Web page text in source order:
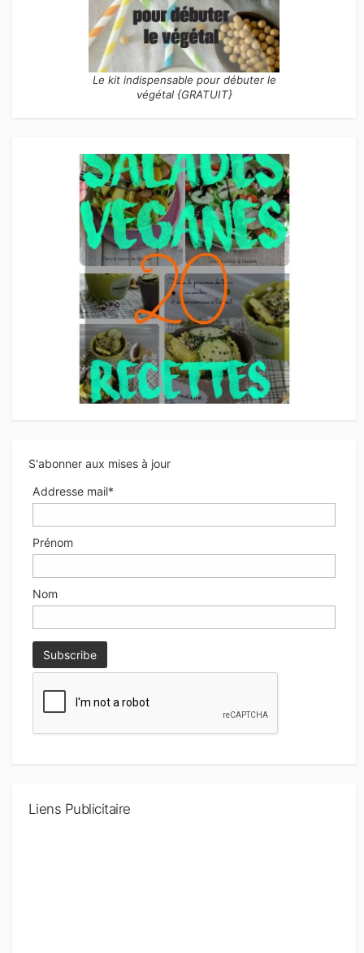
Le kit indispensable pour débuter le
végétal {GRATUIT}
S'abonner aux mises à jour
Addresse mail*
Prénom
Nom
Liens Publicitaire